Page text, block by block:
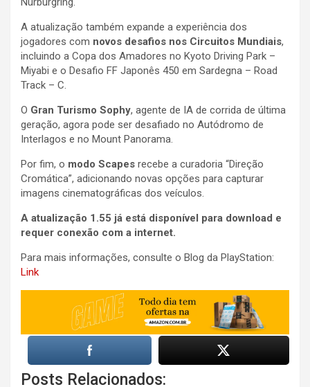
A atualização também expande a experiência dos
jogadores com novos desafios nos Circuitos Mundiais,
incluindo a Copa dos Amadores no Kyoto Driving Park –
Miyabi e o Desafio FF Japonês 450 em Sardegna – Road
Track – C.
O Gran Turismo Sophy, agente de IA de corrida de última
geração, agora pode ser desafiado no Autódromo de
Interlagos e no Mount Panorama.
Por fim, o modo Scapes recebe a curadoria “Direção
Cromática”, adicionando novas opções para capturar
imagens cinematográficas dos veículos.
A atualização 1.55 já está disponível para download e
requer conexão com a internet.
Para mais informações, consulte o Blog da PlayStation:
Link
Posts Relacionados: